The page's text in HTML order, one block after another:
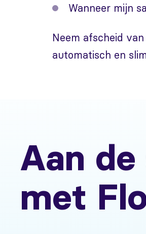
Wanneer mijn
Neem afscheid
automatisch en
Aan de
met